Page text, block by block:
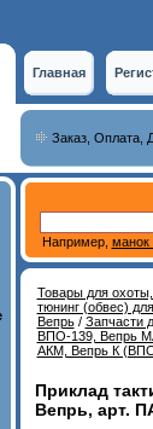
Главная
Заказ, Оплата,
Например, манок
Товары для
тюнинг (обвес)
Вепрь/ Запчасти
ВПО-139, Вепрь
АКМ, Вепрь К
Приклад
Вепрь, арт.